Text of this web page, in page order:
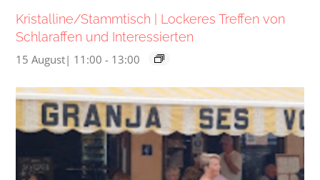
Kristalline/Stammtisch | Lockeres Treffen von
Schlaraffen und Interessierten
15 August| 11:00 - 13:00